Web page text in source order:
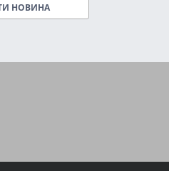
НОВИНА